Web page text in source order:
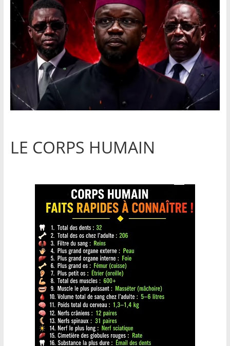
LE CORPS HUMAIN